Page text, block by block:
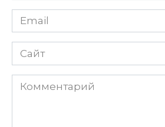
Email
Сайт
Комментарий